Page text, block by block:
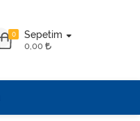
0 Sepetim
0,00